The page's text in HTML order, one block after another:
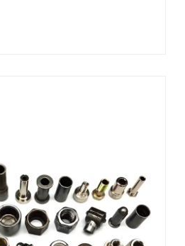
fixação forjados são a......